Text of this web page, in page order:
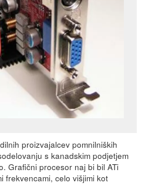
proizvajalcev pomnilniških
s kanadskim podjetjem
Grafični procesor naj bi bil ATi
frekvencami, celo višjimi kot